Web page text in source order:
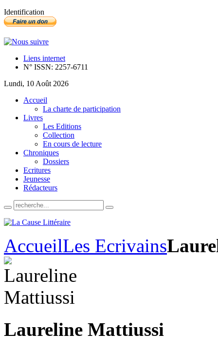
Identification
Liens internet
N° ISSN: 2257-6711
Lundi, 10 Août 2026
Accueil
La charte de participation
Livres
Les Editions
Collection
En cours de lecture
Chroniques
Dossiers
Ecritures
Jeunesse
Rédacteurs
AccueilLes Ecrivains
Laureline Mattiussi